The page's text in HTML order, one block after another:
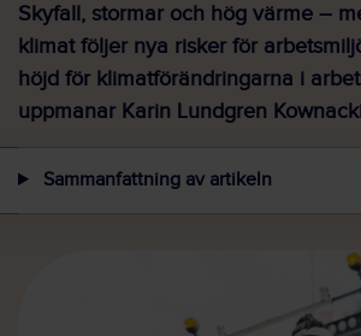
Skyfall, stormar och hög värme –
klimat följer nya risker för
höjd för klimatförändringarna i
uppmanar Karin Lundgren
Sammanfattning av artikeln